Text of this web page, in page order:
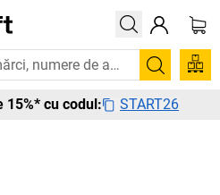
livrate în termen de o săptămână.
Căutare
15%* cu codul: START26